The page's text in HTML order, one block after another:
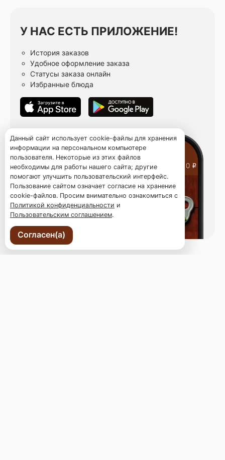
У НАС ЕСТЬ ПРИЛОЖЕНИЕ!
История заказов
Удобное оформление заказа
Статусы заказа онлайн
Избранные блюда
Данный сайт использует cookie-файлы для хранения
информации на персональном компьютере
пользователя. Некоторые из этих файлов
необходимы для работы нашего сайта; другие
помогают улучшить пользовательский интерфейс.
Пользование сайтом означает согласие на хранение
cookie-файлов. Просим внимательно ознакомиться с
Политикой конфиденциальности и
Пользовательским соглашением.
Согласен(а)